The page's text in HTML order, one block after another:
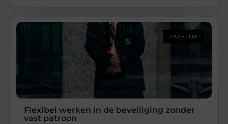
ZAKELIJK
Flexibel werken in de beveiliging zonder
vast patroon